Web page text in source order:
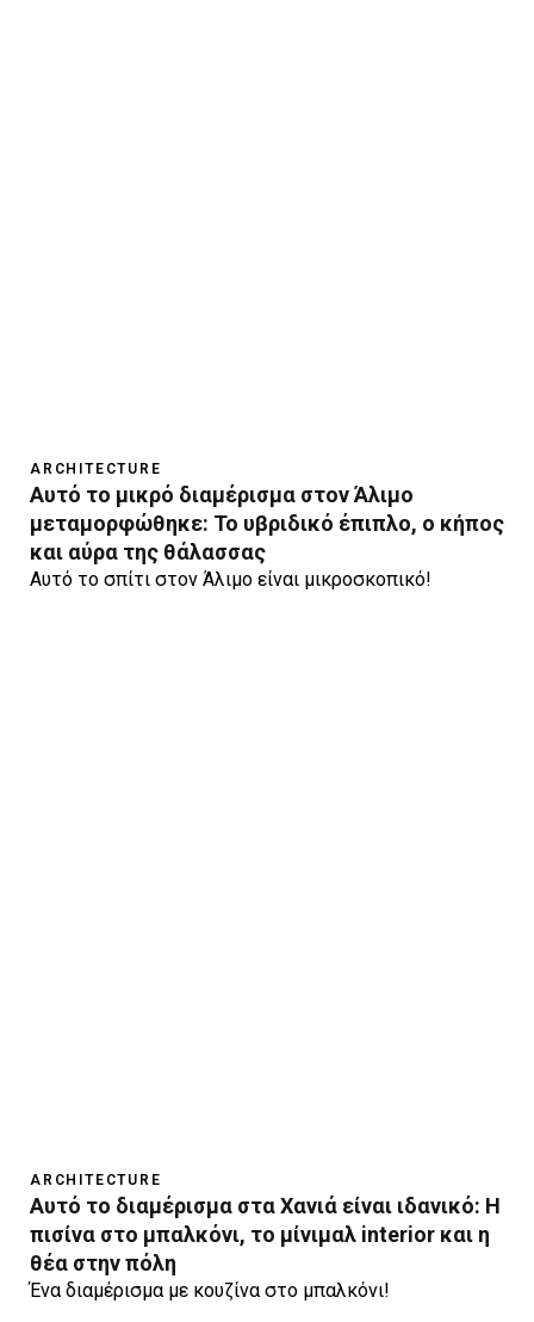
ARCHITECTURE
Αυτό το μικρό διαμέρισμα στον Άλιμο
μεταμορφώθηκε: To υβριδικό έπιπλο, ο κήπος
και αύρα της θάλασσας
Αυτό το σπίτι στον Άλιμο είναι μικροσκοπικό!
ARCHITECTURE
Aυτό το διαμέρισμα στα Χανιά είναι ιδανικό: H
πισίνα στο μπαλκόνι, το μίνιμαλ interior και η
θέα στην πόλη
Ένα διαμέρισμα με κουζίνα στο μπαλκόνι!